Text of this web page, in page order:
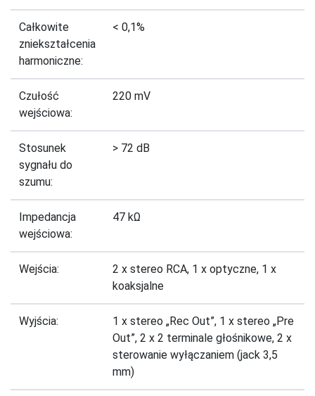
Całkowite
zniekształcenia
harmoniczne:
< 0,1%
Czułość
wejściowa:
220 mV
Stosunek
sygnału do
szumu:
> 72 dB
Impedancja
wejściowa:
47 kΩ
Wejścia:
2 x stereo RCA, 1 x optyczne, 1 x
koaksjalne
Wyjścia:
1 x stereo „Rec Out”, 1 x stereo „Pre
Out”, 2 x 2 terminale głośnikowe, 2 x
sterowanie wyłączaniem (jack 3,5
mm)